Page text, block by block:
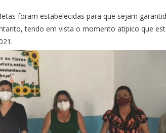
foram estabelecidas para que sejam
tendo em vista o momento atípico que